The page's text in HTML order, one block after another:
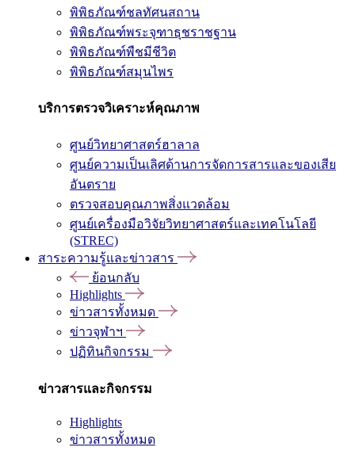
พิพิธภัณฑ์ชลทัศนสถาน
พิพิธภัณฑ์พระจุฑาธุชราชฐาน
พิพิธภัณฑ์พืชมีชีวิต
พิพิธภัณฑ์สมุนไพร
บริการตรวจวิเคราะห์คุณภาพ
ศูนย์วิทยาศาสตร์ฮาลาล
ศูนย์ความเป็นเลิศด้านการจัดการสารและของเสีย
อันตราย
ตรวจสอบคุณภาพสิ่งแวดล้อม
ศูนย์เครื่องมือวิจัยวิทยาศาสตร์และเทคโนโลยี
(STREC)
สาระความรู้และข่าวสาร
ย้อนกลับ
Highlights
ข่าวสารทั้งหมด
ข่าวจุฬาฯ
ปฏิทินกิจกรรม
ข่าวสารและกิจกรรม
Highlights
ข่าวสารทั้งหมด